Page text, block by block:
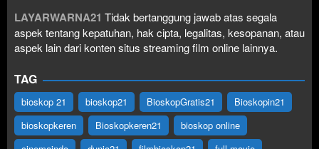
LAYARWARNA21 Tidak bertanggung jawab atas segala
aspek tentang kepatuhan, hak cipta, legalitas, kesopanan, atau
aspek lain dari konten situs streaming film online lainnya.
TAG
bioskop 21 bioskop21 BioskopGratis21
Bioskopin21
bioskopkeren
Bioskopkeren21
bioskop online